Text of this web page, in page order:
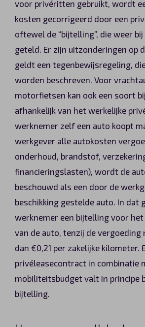
voor privéritten gebruikt, wordt
kosten gecorrigeerd door een
oftewel de “bijtelling”, die weer
geteld. Er zijn uitzonderingen op
geldt een tegenbewijsregeling,
worden beschreven. Voor
motorfietsen kan ook een soort
afhankelijk van het werkelijke
werknemer zelf een auto koopt
werkgever alle autokosten
onderhoud, brandstof,
financieringslasten), wordt de
beschouwd als een door de
beschikking gestelde auto. In dat
werknemer een bijtelling voor het
van de auto, tenzij de vergoeding
dan €0,21 per zakelijke kilometer.
privéleasecontract in combinatie
mobiliteitsbudget valt in principe
bijtelling.